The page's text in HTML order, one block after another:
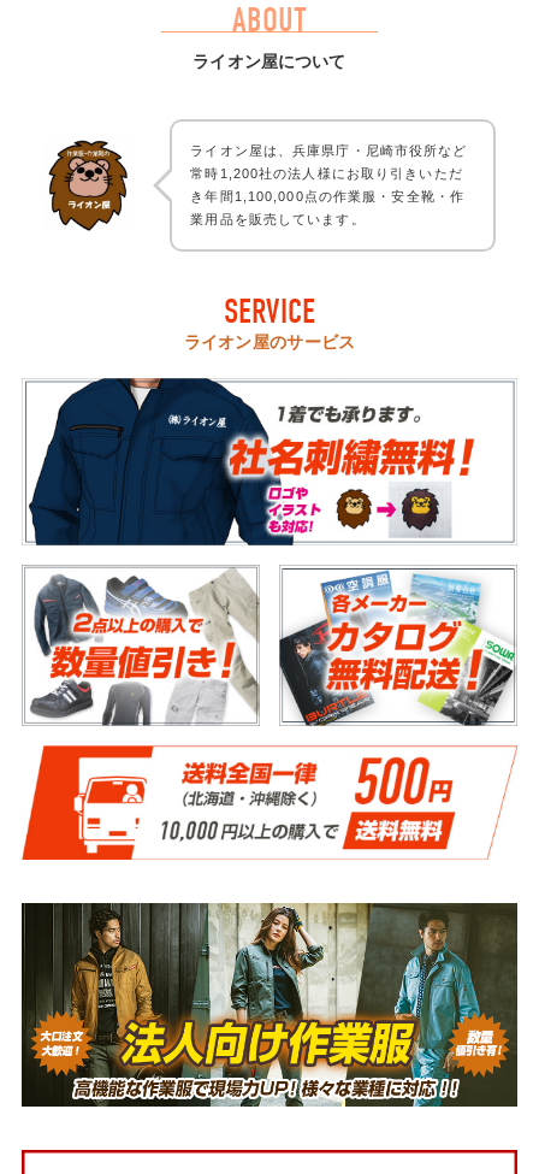
ABOUT
ライオン屋について
ライオン屋は、兵庫県庁・尼崎市役所など
常時1,200社の法人様にお取り引きいただ
き年間1,100,000点の作業服・安全靴・作
業用品を販売しています。
SERVICE
ライオン屋のサービス